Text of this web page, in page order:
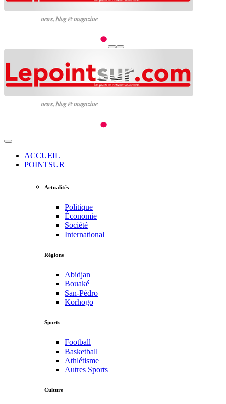
ACCUEIL
POINTSUR
Actualités
Politique
Économie
Société
International
Régions
Abidjan
Bouaké
San-Pédro
Korhogo
Sports
Football
Basketball
Athlétisme
Autres Sports
Culture